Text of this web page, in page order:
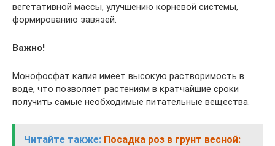
вегетативной массы, улучшению корневой системы,
формированию завязей.
Важно!
Монофосфат калия имеет высокую растворимость в
воде, что позволяет растениям в кратчайшие сроки
получить самые необходимые питательные вещества.
Читайте также: Посадка роз в грунт весной: